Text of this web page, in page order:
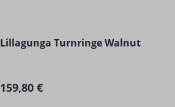
Lillagunga Turnringe Walnut
Regulärer Preis:
159,80 €